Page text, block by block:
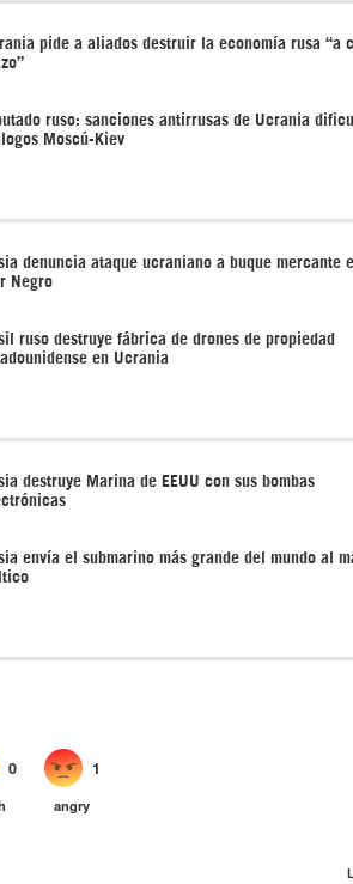
pide a aliados destruir la economía rusa “a
ruso: sanciones antirrusas de Ucrania
Moscú-Kiev
denuncia ataque ucraniano a buque mercante
Negro
ruso destruye fábrica de drones de propiedad
en Ucrania
destruye Marina de EEUU con sus bombas
envía el submarino más grande del mundo al